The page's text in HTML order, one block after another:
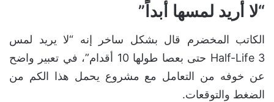
“لا أريد لمسها أبداً”
الكاتب المخضرم قال بشكل ساخر إنه “لا يريد لمس
Half-Life 3 حتى بعصا طولها 10 أقدام”، في تعبير واضح
عن خوفه من التعامل مع مشروع يحمل هذا الكم من
الضغط والتوقعات.